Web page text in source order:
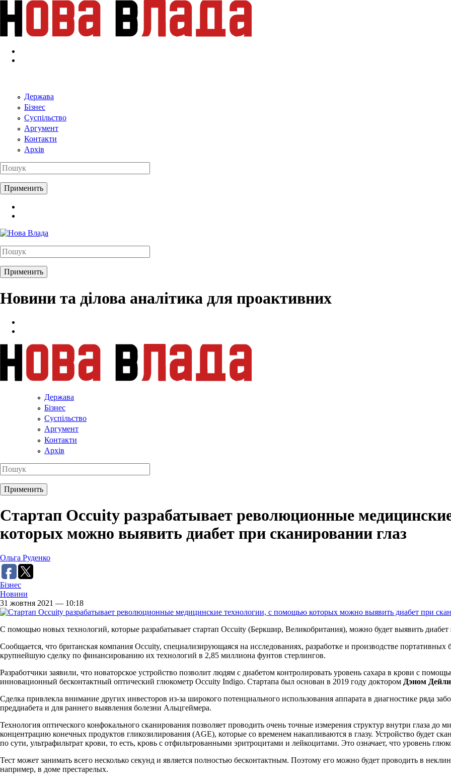
Перейти к основному содержанию
Держава
Бізнес
Суспільство
Аргумент
Контакти
Архів
Новини та ділова аналітика для проактивних
Держава
Бізнес
Суспільство
Аргумент
Контакти
Архів
Стартап Occuity разрабатывает революционные
которых можно выявить диабет при сканировании глаз
Ольга Руденко
Бізнес
Новини
31 жовтня 2021 — 10:18
С помощью новых технологий, которые разрабатывает стартап Occuity (Беркшир, Великобритания), можно будет выявить диабет
Сообщается, что британская компания Occuity, специализирующаяся на исследованиях, разработке и производстве
крупнейшую сделку по финансированию их технологий в 2,85 миллиона фунтов стерлингов.
Разработчики заявили, что новаторское устройство позволит людям с диабетом контролировать уровень сахара в крови с
инновационный бесконтактный оптический глюкометр Occuity Indigo. Стартапа был основан в 2019 году доктором Дэном Дейли
Сделка привлекла внимание других инвесторов из-за широкого потенциального использования аппарата в диагностике ряда
преддиабета и для раннего выявления болезни Альцгеймера.
Технология оптического конфокального сканирования позволяет проводить очень точные измерения структур внутри глаза
концентрацию конечных продуктов гликозилирования (AGE), которые со временем накапливаются в глазу. Устройство будет
по сути, ультрафильтрат крови, то есть, кровь с отфильтрованными эритроцитами и лейкоцитами. Это означает, что уровень
Тест может занимать всего несколько секунд и является полностью бесконтактным. Поэтому его можно будет проводить в
например, в доме престарелых.